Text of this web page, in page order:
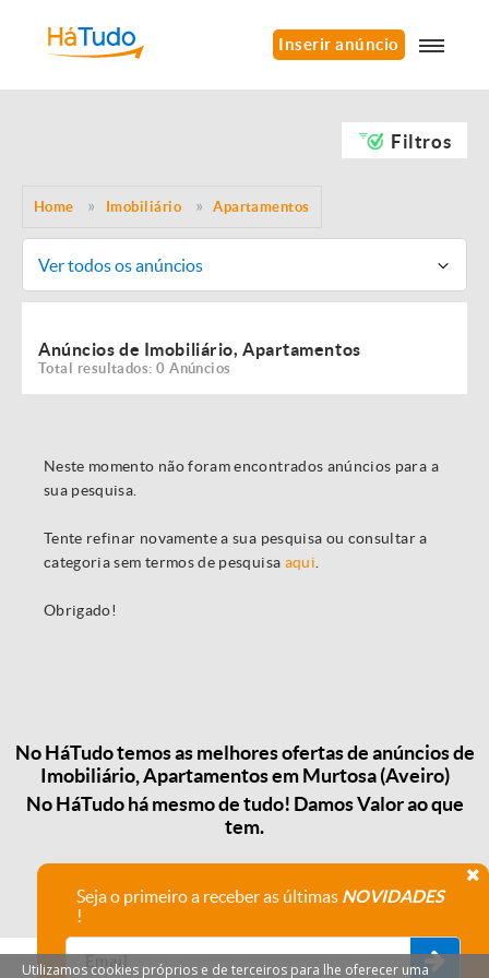
Inserir anúncio
Filtros
Home Imobiliário Apartamentos
Ver todos os anúncios
Anúncios de Imobiliário, Apartamentos
Total resultados: 0 Anúncios
Neste momento não foram encontrados anúncios para a
sua pesquisa.
Tente refinar novamente a sua pesquisa ou consultar a
categoria sem termos de pesquisa aqui
Obrigado!
No HáTudo temos as melhores ofertas de anúncios de
Imobiliário, Apartamentos em Murtosa (Aveiro)
No HáTudo há mesmo de tudo! Damos Valor ao que
tem.
Seja o primeiro a receber as últimas NOVIDADES
!
Utilizamos cookies próprios e de terceiros para lhe oferecer uma